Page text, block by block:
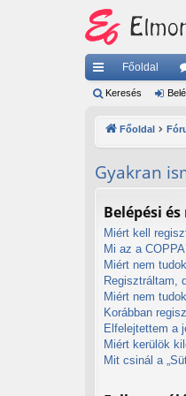
yo
lin
ke
Főoldal
Keresés
Főoldal
Gyakran
Belépési
Miért kell
Mi az a
Miért nem
Regisztráltam,
Miért nem
Korábban
Elfelejtettem a
Miért kerülök
Mit csinál a